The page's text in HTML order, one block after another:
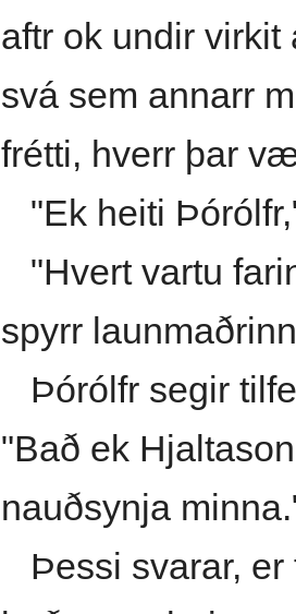
aftr ok undir
svá sem annarr
frétti, hverr þar
"Ek heiti
"Hvert vartu
spyrr
Þórólfr segir
"Bað ek
nauðsynja
Þessi svarar, er